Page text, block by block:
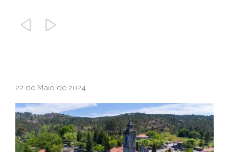
 
22 de Maio de 2024